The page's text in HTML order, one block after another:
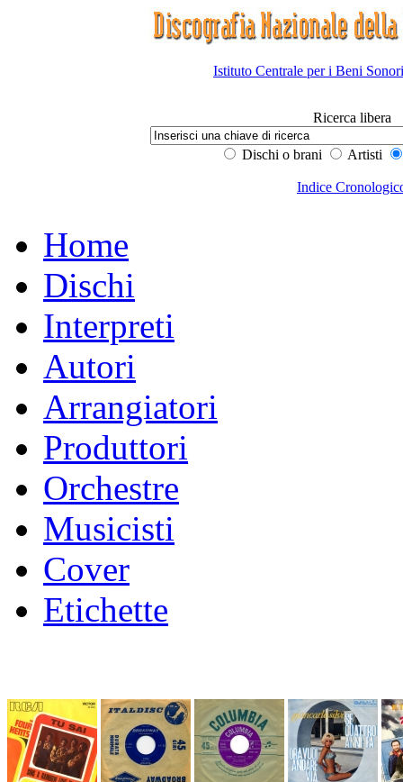
Istituto Centrale per i Beni
Ricerca libera
Dischi o brani Artisti
Indice
Home
Dischi
Interpreti
Autori
Arrangiatori
Produttori
Orchestre
Musicisti
Cover
Etichette